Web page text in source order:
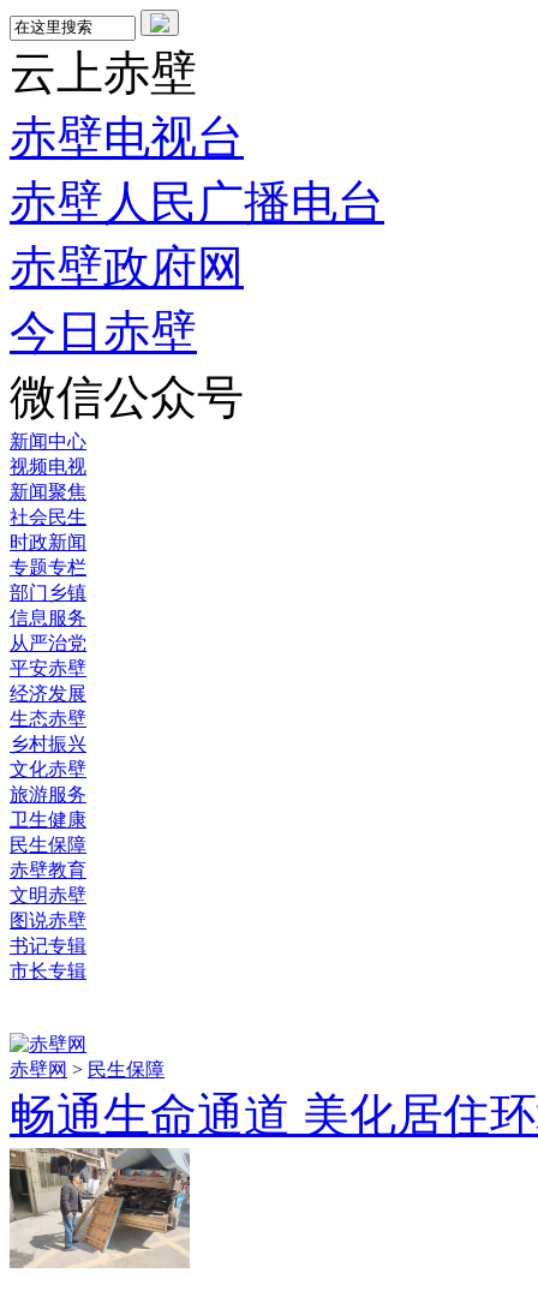
云上赤壁
赤壁电视台
赤壁人民广播电台
赤壁政府网
今日赤壁
微信公众号
新闻中心
视频电视
新闻聚焦
社会民生
时政新闻
专题专栏
部门乡镇
信息服务
从严治党
平安赤壁
经济发展
生态赤壁
乡村振兴
文化赤壁
旅游服务
卫生健康
民生保障
赤壁教育
文明赤壁
图说赤壁
书记专辑
市长专辑
赤壁网 > 民生保障
畅通生命通道 美化居住